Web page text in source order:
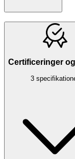
Certificeringer
3